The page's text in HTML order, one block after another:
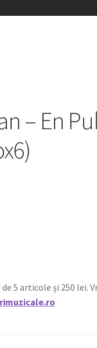
– En
5 articole și 250 lei.